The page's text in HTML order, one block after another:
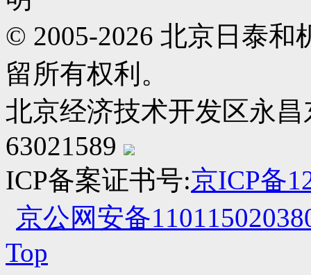
© 2005-2026 北京日泰
留所有权利。
北京经济技术开发区永
63021589
ICP备案证书号:京ICP备
京公网安备
Top